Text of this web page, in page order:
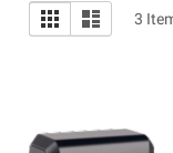
View
as
Grid List 3